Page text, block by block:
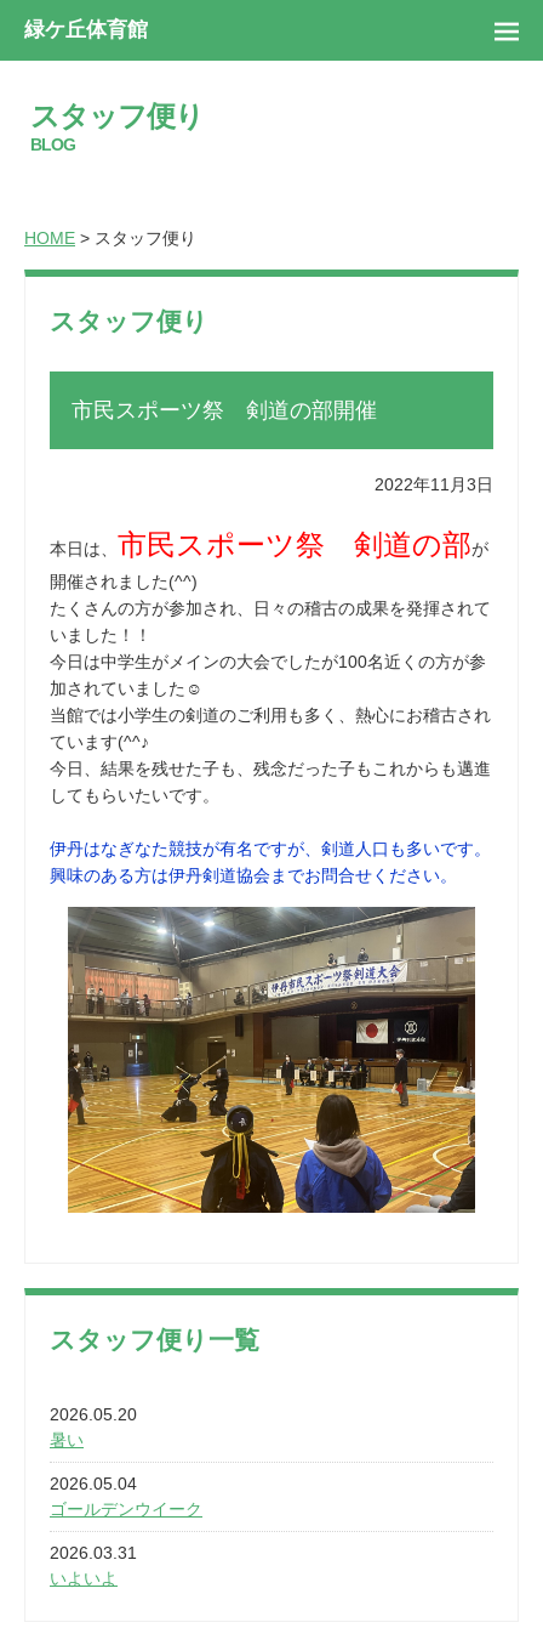
緑ケ丘体育館
スタッフ便り
BLOG
HOME > スタッフ便り
スタッフ便り
市民スポーツ祭 剣道の部開催
2022年11月3日
本日は、 市民スポーツ祭 剣道の部が
開催されました(^^)
たくさんの方が参加され、日々の稽古の成果を発揮されて
いました！！
今日は中学生がメインの大会でしたが100名近くの方が参
加されていました☺
当館では小学生の剣道のご利用も多く、熱心にお稽古され
ています(^^♪
今日、結果を残せた子も、残念だった子もこれからも邁進
してもらいたいです。
伊丹はなぎなた競技が有名ですが、剣道人口も多いです。
興味のある方は伊丹剣道協会までお問合せください。
スタッフ便り一覧
2026.05.20
暑い
2026.05.04
ゴールデンウイーク
2026.03.31
いよいよ